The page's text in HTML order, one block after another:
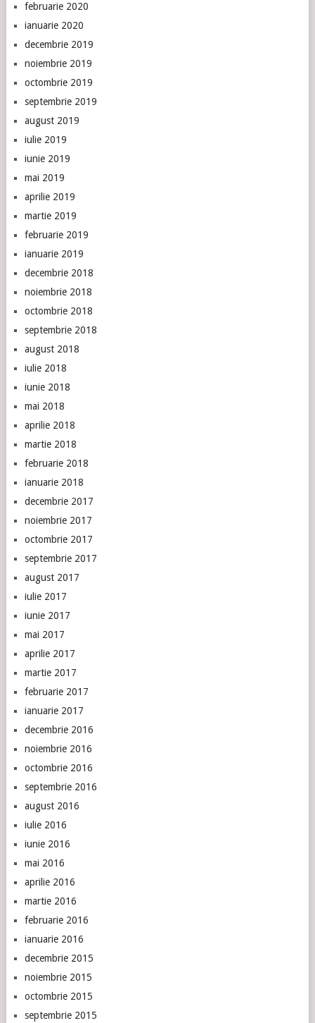
februarie 2020
ianuarie 2020
decembrie 2019
noiembrie 2019
octombrie 2019
septembrie 2019
august 2019
iulie 2019
iunie 2019
mai 2019
aprilie 2019
martie 2019
februarie 2019
ianuarie 2019
decembrie 2018
noiembrie 2018
octombrie 2018
septembrie 2018
august 2018
iulie 2018
iunie 2018
mai 2018
aprilie 2018
martie 2018
februarie 2018
ianuarie 2018
decembrie 2017
noiembrie 2017
octombrie 2017
septembrie 2017
august 2017
iulie 2017
iunie 2017
mai 2017
aprilie 2017
martie 2017
februarie 2017
ianuarie 2017
decembrie 2016
noiembrie 2016
octombrie 2016
septembrie 2016
august 2016
iulie 2016
iunie 2016
mai 2016
aprilie 2016
martie 2016
februarie 2016
ianuarie 2016
decembrie 2015
noiembrie 2015
octombrie 2015
septembrie 2015